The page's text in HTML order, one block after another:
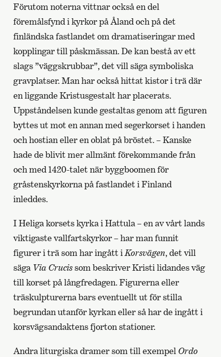
Förutom noterna vittnar också en del
föremålsfynd i kyrkor på Åland och på det
finländska fastlandet om dramatiseringar med
kopplingar till påskmässan. De kan bestå av ett
slags ”väggskrubbar”, det vill säga symboliska
gravplatser. Man har också hittat kistor i trä där
en liggande Kristusgestalt har placerats.
Uppståndelsen kunde gestaltas genom att figuren
byttes ut mot en annan med segerkorset i handen
och hostian eller en oblat på bröstet. – Kanske
hade de blivit mer allmänt förekommande från
och med 1420-talet när byggboomen för
gråstenskyrkorna på fastlandet i Finland
inleddes.
I Heliga korsets kyrka i Hattula – en av vårt lands
viktigaste vallfartskyrkor – har man funnit
figurer i trä som har ingått i Korsvägen, det vill
säga Via Crucissom beskriver Kristi lidandes väg
till korset på långfredagen. Figurerna eller
träskulpturerna bars eventuellt ut för stilla
begrundan utanför kyrkan eller så har de ingått i
korsvägsandaktens fjorton stationer.
Andra liturgiska dramer som till exempel Ordo